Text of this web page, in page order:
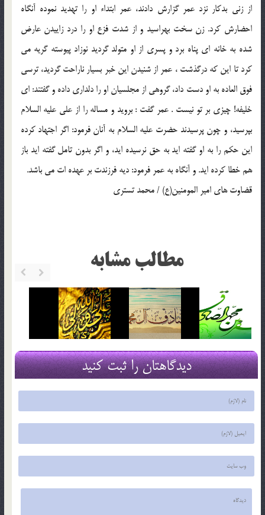
از زني بدكار نزد عمر گزارش دادند، عمر ابتداء او را تهديد نموده آنگاه
احضارش كرد. زن سخت بهراسيد و از شدت فزع او را درد زاييدن عارض
شده به خانه اي پناه برد و پسري از او متولد گرديد نوزاد پيوسته گريه مي
كرد تا اين كه درگذشت ، عمر از شنيدن اين خبر بسيار ناراحت گرديد، ترسي
فوق العاده به او دست داد، گروهي از مجلسيان او را دلداري داده و گفتند: اي
خليفه! چيزي بر تو نيست . عمر گفت : برويد و مساله را از علي عليه السلام
بپرسيد، و چون پرسيدند حضرت عليه السلام به آنان فرمود: اگر اجتهاد كرده
اين حكم را به او گفته ايد به حق نرسيده ايد، و اگر بدون تامل گفته ايد باز
هم خطا كرده ايد. و آنگاه به عمر فرمود: ديه فرزندت بر عهده ات مي باشد.
قضاوت هاي امير المومنين(ع) / محمد تستري
مطالب مشابه
دیدگاهتان را ثبت کنید